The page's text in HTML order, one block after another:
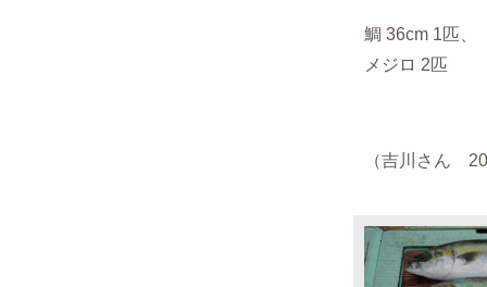
鯛 36cm 1匹、
メジロ 2匹
（吉川さん